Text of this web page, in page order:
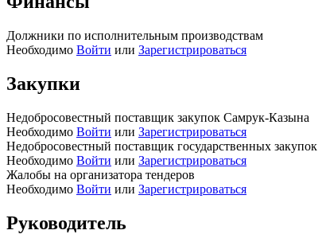
Должники по исполнительным производствам
Необходимо Войти или Зарегистрироваться
Закупки
Недобросовестный поставщик закупок Самрук-Казына
Необходимо Войти или Зарегистрироваться
Недобросовестный поставщик государственных закупок
Необходимо Войти или Зарегистрироваться
Жалобы на организатора тендеров
Необходимо Войти или Зарегистрироваться
Руководитель